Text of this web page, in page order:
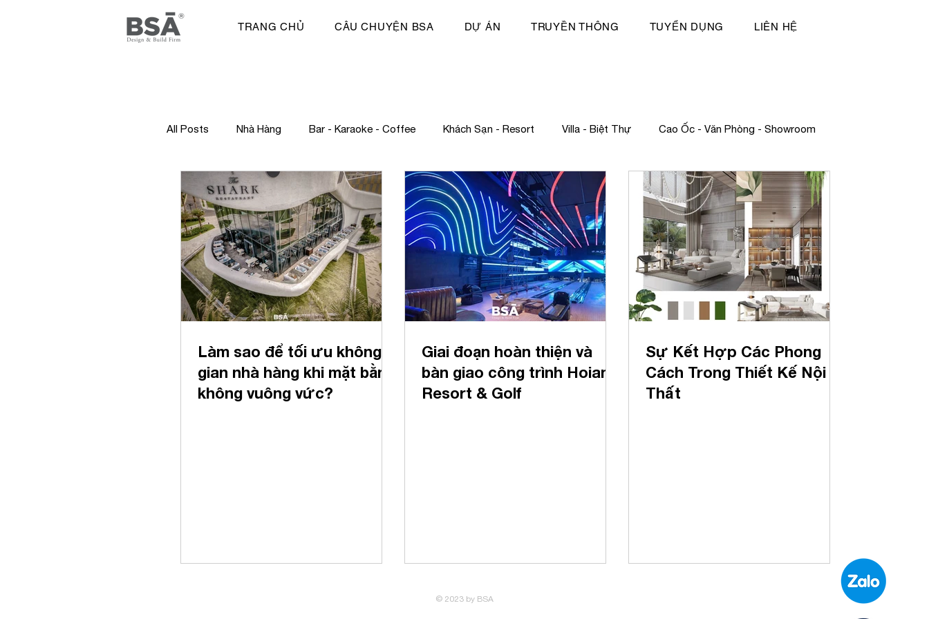
TRANG CHỦ CÂU CHUYỆN BSA DỰ ÁN TRUYỀN THÔNG TUYỂN DỤNG LIÊN HỆ
All Posts Nhà Hàng Bar - Karaoke - Coffee Khách Sạn - Resort Villa - Biệt Thự Cao Ốc - Văn Phòng - Showroom
Truyền Thông Khu Phức Hợp Nhật trình E-Magazine Sự kiện Tin tức giải thưởng Chuyện Kiến Trúc
Làm sao để tối ưu không
gian nhà hàng khi mặt bằng
không vuông vức?
Giai đoạn hoàn thiện và
bàn giao công trình Hoiana
Resort & Golf
Sự Kết Hợp Các Phong
Cách Trong Thiết Kế Nội
Thất
© 2023 by BSA